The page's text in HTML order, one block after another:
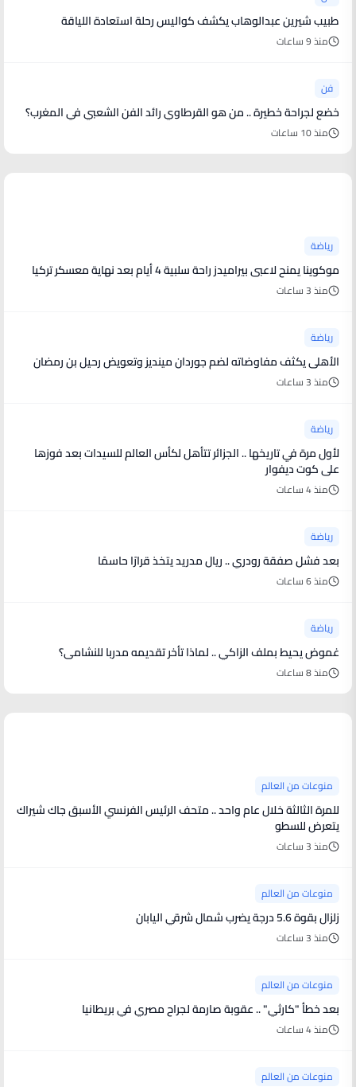
طبيب شيرين عبدالوهاب يكشف كواليس رحلة استعادة اللياقة
منذ 9 ساعات
فن
خضع لجراحة خطيرة .. من هو القرطاوي رائد الفن الشعبي في المغرب؟
منذ 10 ساعات
رياضة
موكوينا يمنح لاعبى بيراميدز راحة سلبية 4 أيام بعد نهاية معسكر تركيا
منذ 3 ساعات
رياضة
الأهلى يكثف مفاوضاته لضم جوردان مينديز وتعويض رحيل بن رمضان
منذ 3 ساعات
رياضة
لأول مرة في تاريخها .. الجزائر تتأهل لكأس العالم للسيدات بعد فوزها
على كوت ديفوار
منذ 4 ساعات
رياضة
بعد فشل صفقة رودري .. ريال مدريد يتخذ قرارًا حاسمًا
منذ 6 ساعات
رياضة
غموض يحيط بملف الزاكي .. لماذا تأخر تقديمه مدربا للنشامى؟
منذ 8 ساعات
منوعات من العالم
للمرة الثالثة خلال عام واحد .. متحف الرئيس الفرنسي الأسبق جاك شيراك
يتعرض للسطو
منذ 3 ساعات
منوعات من العالم
زلزال بقوة 5.6 درجة يضرب شمال شرقي اليابان
منذ 3 ساعات
منوعات من العالم
بعد خطأ "كارثي" .. عقوبة صارمة لجراح مصري في بريطانيا
منذ 4 ساعات
منوعات من العالم